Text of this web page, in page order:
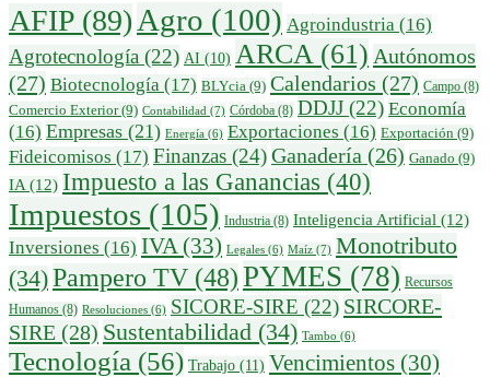
AFIP (89) Agro (100) Agroindustria (16)
Agrotecnología (22) AI (10) ARCA (61) Autónomos
(27) Biotecnología (17) BLYcia (9) Calendarios (27) Campo (8)
Comercio Exterior(9) Contabilidad (7) Córdoba (8) DDJJ (22) Economía
(16) Empresas (21) Energía (6) Exportaciones (16) Exportación (9)
Fideicomisos (17) Finanzas (24)Ganadería (26) Ganado (9)
IA (12) Impuesto a las Ganancias (40)
Impuestos (105) Industria (8) Inteligencia Artificial (12)
Inversiones (16) IVA (33) Legales (6) Maíz (7) Monotributo
(34)Pampero TV (48)PYMES (78) Recursos
Humanos (8) Resoluciones (6) SICORE-SIRE (22) SIRCORE-
SIRE (28) Sustentabilidad (34) Tambo (6)
Tecnología (56) Trabajo (11) Vencimientos (30)